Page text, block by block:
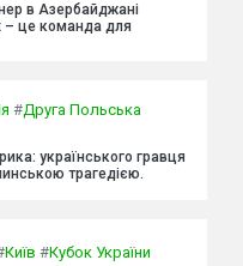
в Азербайджані
– це команда для
#Друга Польська
українського гравця
трагедією.
Київ #Кубок України